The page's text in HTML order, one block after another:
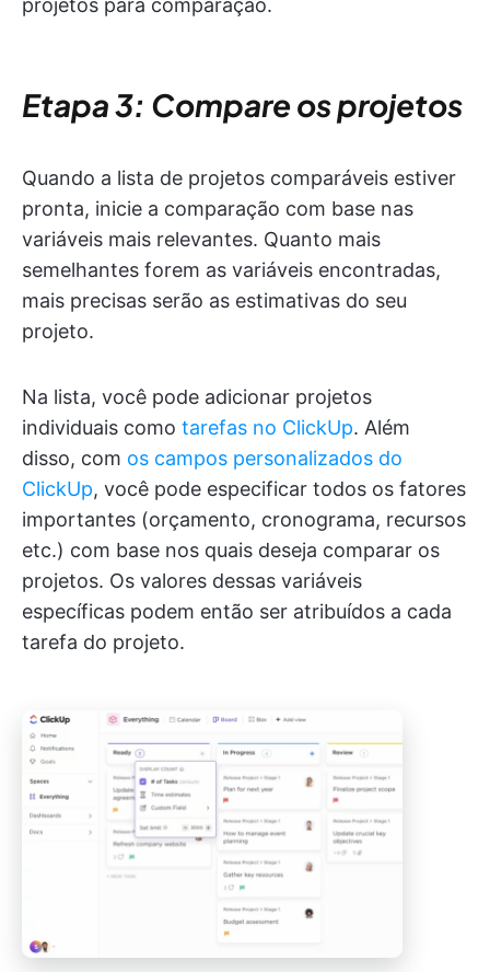
projetos para comparação.
Etapa 3: Compare os projetos
Quando a lista de projetos comparáveis estiver
pronta, inicie a comparação com base nas
variáveis mais relevantes. Quanto mais
semelhantes forem as variáveis encontradas,
mais precisas serão as estimativas do seu
projeto.
Na lista, você pode adicionar projetos
individuais como tarefas no ClickUp. Além
disso, com os campos personalizados do
ClickUp, você pode especificar todos os fatores
importantes (orçamento, cronograma, recursos
etc.) com base nos quais deseja comparar os
projetos. Os valores dessas variáveis
específicas podem então ser atribuídos a cada
tarefa do projeto.